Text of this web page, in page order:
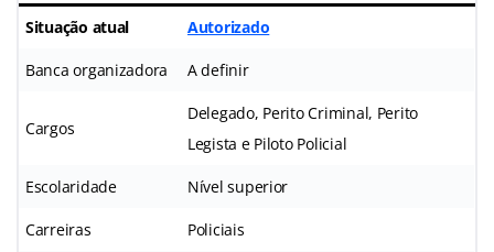
Situação atual Autorizado
Banca organizadora A definir
Cargos
Delegado, Perito Criminal, Perito
Legista e Piloto Policial
Escolaridade Nível superior
Carreiras Policiais